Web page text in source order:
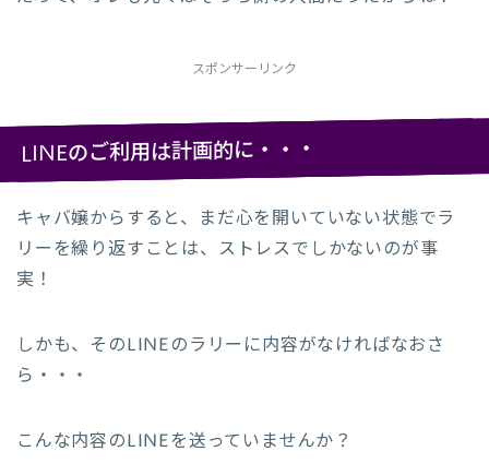
スポンサーリンク
LINEのご利用は計画的に・・・
キャバ嬢からすると、まだ心を開いていない状態でラ
リーを繰り返すことは、ストレスでしかないのが事
実！
しかも、そのLINEのラリーに内容がなければなおさ
ら・・・
こんな内容のLINEを送っていませんか？